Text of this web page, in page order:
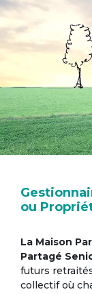
ou
La Maison
Partagé
futurs
collectif où